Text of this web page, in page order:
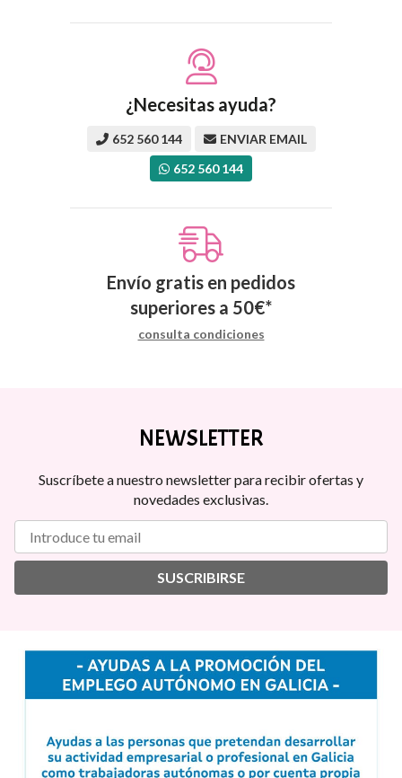
¿Necesitas ayuda?
652 560 144
ENVIAR EMAIL
652 560 144
Envío gratis en pedidos
superiores a 50€*
consulta condiciones
NEWSLETTER
Suscríbete a nuestro newsletter para recibir ofertas y
novedades exclusivas.
SUSCRIBIRSE